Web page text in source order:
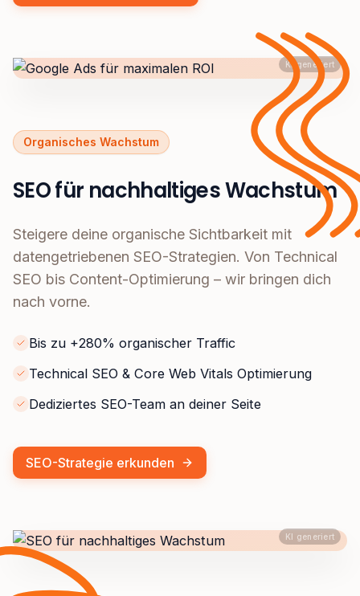
KI generiert
Organisches Wachstum
SEO für nachhaltiges Wachstum
Steigere deine organische Sichtbarkeit mit
datengetriebenen SEO-Strategien. Von Technical
SEO bis Content-Optimierung – wir bringen dich
nach vorne.
Bis zu +280% organischer Traffic
Technical SEO & Core Web Vitals Optimierung
Dediziertes SEO-Team an deiner Seite
SEO-Strategie erkunden
KI generiert